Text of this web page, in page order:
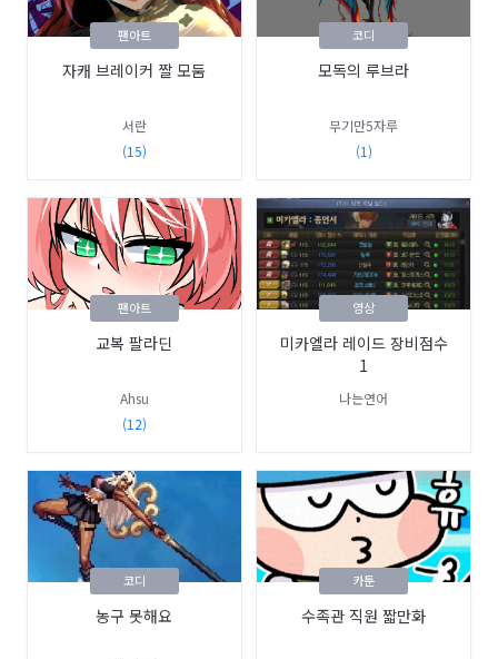
자캐 브레이커 짤 모둠
서란
(15)
팬아트
모독의 루브라
무기만5자루
(1)
코디
교복 팔라딘
Ahsu
(12)
팬아트
미카엘라 레이드 장비점수
1
나는연어
영상
농구 못해요
코디
수족관 직원 짧만화
카툰